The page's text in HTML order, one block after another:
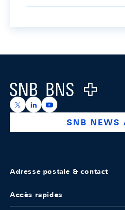
Logo
https://x.com/snb_bns
https://ch.linkedin.com/
https://
SNB NEWS
Adresse postale & contact
Accès rapides